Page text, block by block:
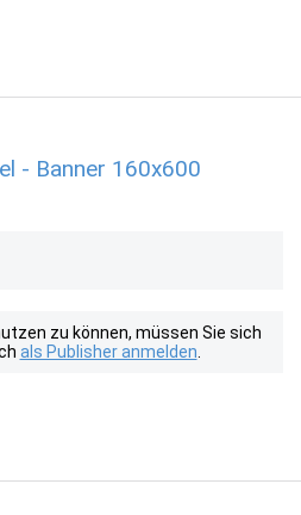
- Banner 160x600
zu können, müssen Sie sich
als Publisher anmelden